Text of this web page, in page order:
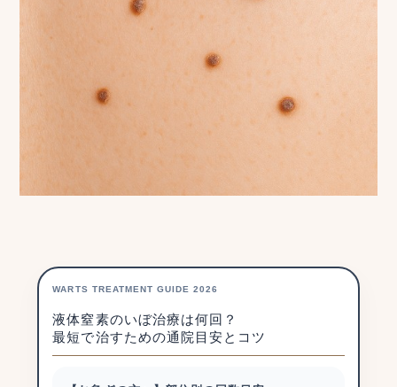
WARTS TREATMENT GUIDE 2026
液体窒素のいぼ治療は何回？
最短で治すための通院目安とコツ